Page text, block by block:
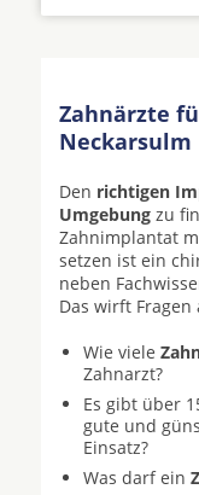
Zahnärzte
Neckarsulm
Den richtigen
Umgebung zu
Zahnimplantat
setzen ist ein
neben
Das wirft Fragen
Wie viele
Zahnarzt?
Es gibt über
gute und
Einsatz?
Was darf ein